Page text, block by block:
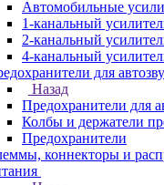
Автомобильные
1-канальный
2-канальный
4-канальный
для
Назад
Предохранители для
Колбы и держатели
Предохранители
коннекторы и